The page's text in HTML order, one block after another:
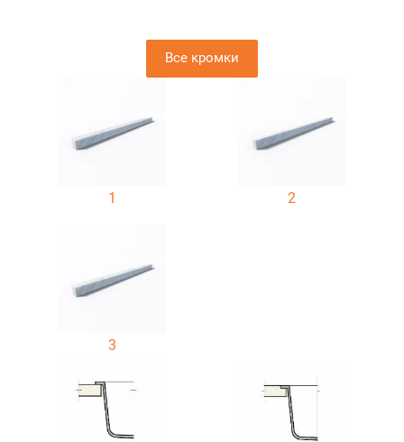
Все кромки
1 2
3